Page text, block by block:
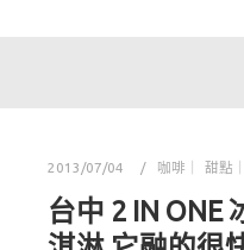
2013/07/04 咖啡｜ 甜點
台中 2 IN ONE